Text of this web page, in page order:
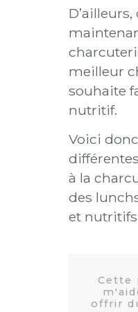
meilleur
souhaite
nutritif.
Voici
à la
des
et